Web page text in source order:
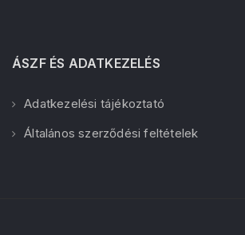
ÁSZF ÉS ADATKEZELÉS
Adatkezelési tájékoztató
Általános szerződési feltételek